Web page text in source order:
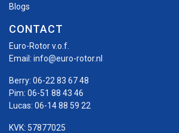
Blogs
CONTACT
Euro-Rotor v.o.f.
Email: info@euro-rotor.nl
Berry: 06-22 83 67 48
Pim: 06-51 88 43 46
Lucas: 06-14 88 59 22
KVK: 57877025